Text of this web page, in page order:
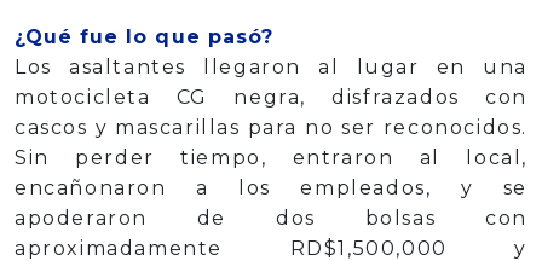
¿Qué fue lo que pasó?
Los asaltantes llegaron al lugar en una
motocicleta CG negra, disfrazados con
cascos y mascarillas para no ser reconocidos.
Sin perder tiempo, entraron al local,
encañonaron a los empleados, y se
apoderaron de dos bolsas con
aproximadamente RD$1,500,000 y